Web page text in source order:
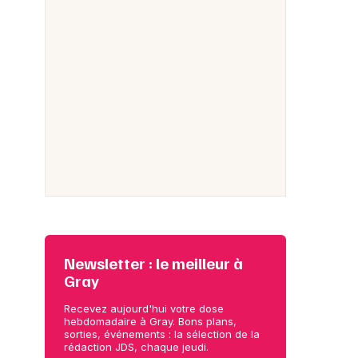
Newsletter : le meilleur à
Gray
Recevez aujourd'hui votre dose
hebdomadaire à Gray. Bons plans,
sorties, événements : la sélection de la
rédaction JDS, chaque jeudi.